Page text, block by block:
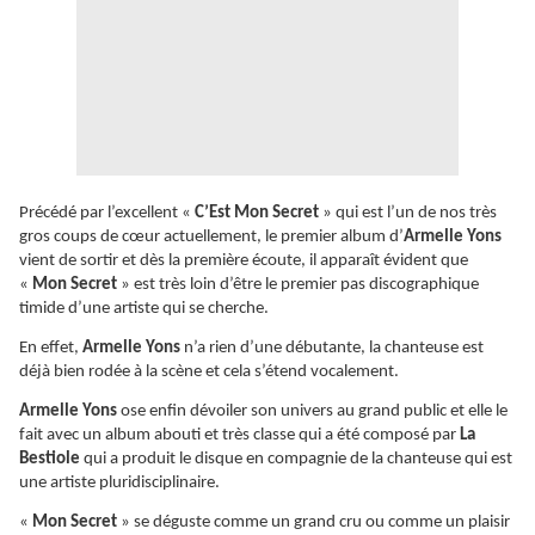
Précédé par l’excellent « C’Est Mon Secret » qui est l’un de nos très
gros coups de cœur actuellement, le premier album d’Armelle Yons
vient de sortir et dès la première écoute, il apparaît évident que
« Mon Secret » est très loin d’être le premier pas discographique
timide d’une artiste qui se cherche.
En effet, Armelle Yons n’a rien d’une débutante, la chanteuse est
déjà bien rodée à la scène et cela s’étend vocalement.
Armelle Yons ose enfin dévoiler son univers au grand public et elle le
fait avec un album abouti et très classe qui a été composé par La
Bestiole qui a produit le disque en compagnie de la chanteuse qui est
une artiste pluridisciplinaire.
« Mon Secret » se déguste comme un grand cru ou comme un plaisir